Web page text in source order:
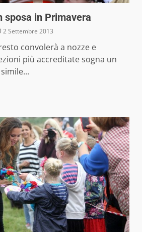
sposa in Primavera
2 Settembre 2013
convolerà a nozze e
più accreditate sogna un